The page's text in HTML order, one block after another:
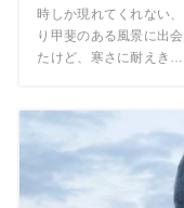
時しか現れてくれない
り甲斐のある風景に出
たけど、寒さに耐えき…